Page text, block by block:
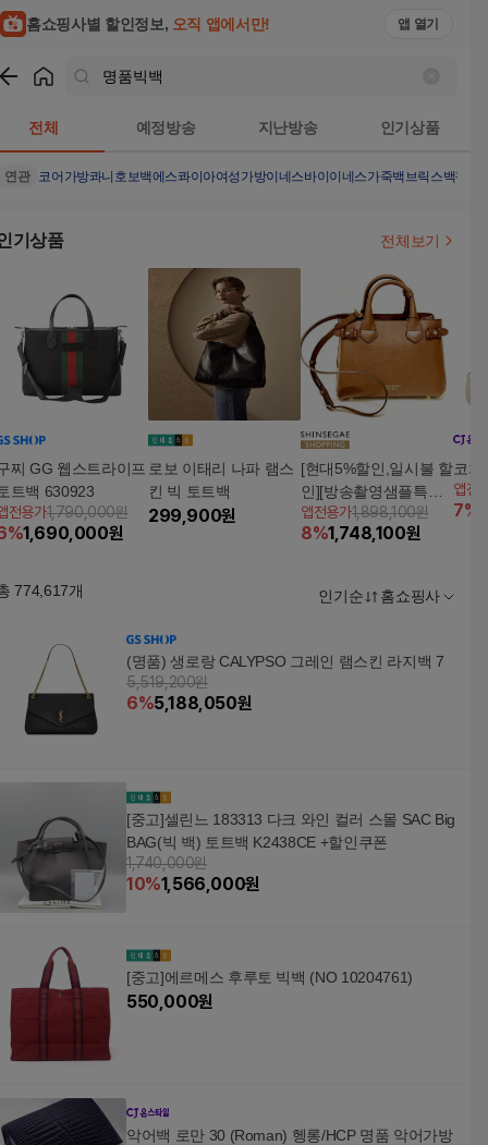
홈쇼핑사별 할인정보, 오직 앱에서만! 앱 열기
전체 예정방송 지난방송 인기상품
연관 코어가방콰니호보백에스콰이아여성가방이네스바이이네스가죽백 브릭스백팩
기상품 전체보기
찌 GG 웹스트라이프
트백 630923
전용가1,790,000원
%1,690,000원
로보 이태리 나파 램스
킨 빅 토트백
299,900원
[현대5%할인,일시불 할
인][방송촬영샘플특가]
버버리 배너백(402370
21)
앱전용가1,898,100원
8%1,748,100원
코치
앱전
7%
774,617개 인기순 홈쇼핑사
(명품) 생로랑 CALYPSO 그레인 램스킨 라지백 7
5,519,200원
6%5,188,050원
[중고]셀린느 183313 다크 와인 컬러 스몰 SAC Big
BAG(빅 백) 토트백 K2438CE +할인쿠폰
1,740,000원
10%1,566,000원
[중고]에르메스 후루토 빅백 (NO 10204761)
550,000원
악어백 로만 30 (Roman) 헹롱/HCP 명품 악어가방